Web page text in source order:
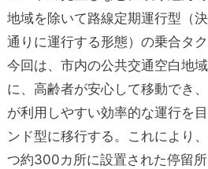
地域を除いて路線定期運行型（
通りに運行する形態）の乗合タ
今回は、市内の公共交通空白地
に、高齢者が安心して移動でき
が利用しやすい効率的な運行を
ンド型に移行する。これにより
つ約300カ所に設置された停留